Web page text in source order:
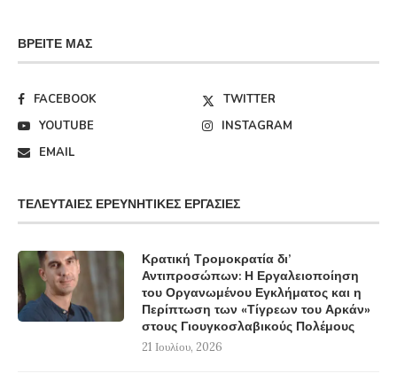
ΒΡΕΊΤΕ ΜΑΣ
FACEBOOK
TWITTER
YOUTUBE
INSTAGRAM
EMAIL
ΤΕΛΕΥΤΑΊΕΣ ΕΡΕΥΝΗΤΙΚΈΣ ΕΡΓΑΣΊΕΣ
Κρατική Τρομοκρατία δι’
Αντιπροσώπων: Η Εργαλειοποίηση
του Οργανωμένου Εγκλήματος και η
Περίπτωση των «Τίγρεων του Αρκάν»
στους Γιουγκοσλαβικούς Πολέμους
21 Ιουλίου, 2026